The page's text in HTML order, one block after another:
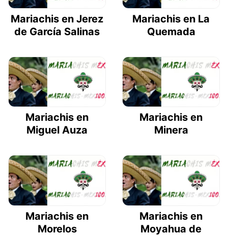
Mariachis en Jerez
de García Salinas
Mariachis en La
Quemada
Mariachis en
Miguel Auza
Mariachis en
Minera
Mariachis en
Morelos
Mariachis en
Moyahua de